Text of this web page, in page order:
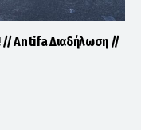
// Antifa Διαδήλωση //